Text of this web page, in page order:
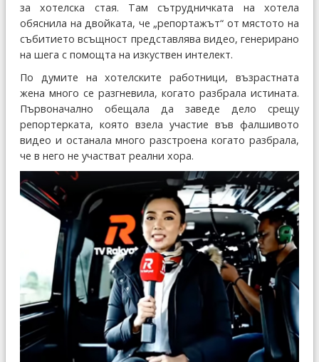
за хотелска стая. Там сътрудничката на хотела
обяснила на двойката, че „репортажът“ от мястото на
събитието всъщност представлява видео, генерирано
на шега с помощта на изкуствен интелект.
По думите на хотелските работници, възрастната
жена много се разгневила, когато разбрала истината.
Първоначално обещала да заведе дело срещу
репортерката, която взела участие във фалшивото
видео и останала много разстроена когато разбрала,
че в него не участват реални хора.